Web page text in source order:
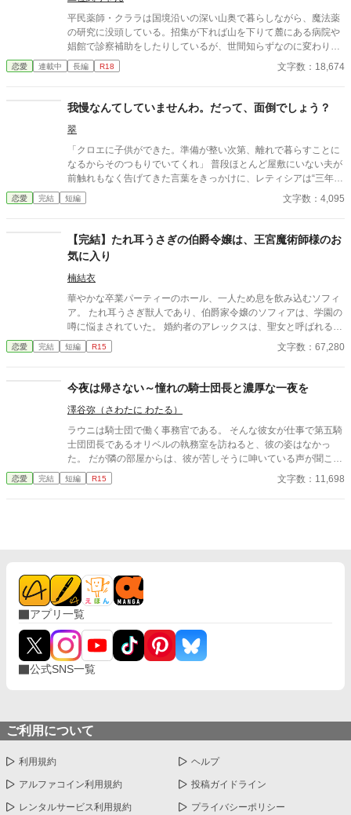
た。 「どういう意味？ 瑠奈と結婚するつもりなの？」 景人は
目を伏せ、指輪の縁を指先でなぞった。まるで、たいしたことで
はない問いを少し考えているだけのようだった。 「そこまでじゃ
ない。ただ、会えない時間が長くなると、どうしても瑠奈のこと
を考えるんだ」 その瞬間、私は自分がどうやってあのタワーマ
平民薬師・クララは国境沿いの深い山奥で暮らしながら、魔法薬
の研究に没頭している。招集が下れば山を下りて麓にある病院や
娼館で診察補助をしたりしているが、世間知らずなのに変わりは
ない。 ある日、山の中で倒れている男性を発見。彼はなんと騎士
団長・レイルドで女嫌いの噂を持つ人物だった。 当然女嫌いの噂
が、レイルドには隠している秘密……性癖があった。 ――君の××
××、触らせてもらえないだろうか？
恋愛 連載中 長編 R18 文字数：18,674
我慢なんてしていませんわ。だって、面倒でしょう？
翠
「クロエに子供ができた。準備が整い次第、離れで暮らすことに
なるからそのつもりでいてくれ」 普段ほとんど屋敷にいない夫が
前触れもなく告げてきた言葉をきっかけに、レティシアは“三年
間”の契約を終わらせることにした。 赤の他人を屋敷に迎えるこ
とはしない。 不要なものに感情を砕く理由などない。 「だって、
切り捨ててしまいましょう。
恋愛 完結 短編 文字数：4,095
【完結】たれ耳うさぎの伯爵令嬢は、王宮魔術師様のお
気に入り
楠結衣
華やかな卒業パーティーのホール、一人ため息を飲み込むソフィ
ア。 たれ耳うさぎ獣人であり、伯爵家令嬢のソフィアは、学園の
噂に悩まされていた。 婚約者のアレックスは、聖女と呼ばれる美
少女と婚約をするという。そんな中、見せつけるように、揃いの
色のドレスを身につけた聖女がアレックスにエスコートされてや
とはなかった。 なぜなら、アレックスが聖女と結婚を誓う魔術を
使っているのを偶然見てしまったから。 せめて、婚約破棄される
瞬間は、アレックスのお気に入りだったたれ耳が、可愛く見える
ように願うソフィア。 「ソフィーの耳は、ふわふわで気持ちいい
ね」 「ソフィーはどれだけ僕を夢中にさせたいのかな……」 かつ
て掛けられた甘い言葉の数々が、ソフィアの胸を締め付ける。 執
見た目に自信のない伯爵令嬢と、伯爵令嬢のたれ耳をこよなく愛
恋愛 完結 短編 R15 文字数：67,280
今夜は帰さない～憧れの騎士団長と濃厚な一夜を
澤谷弥（さわたに わたる）
ラウニは騎士団で働く事務官である。 そんな彼女が仕事で第五騎
士団団長であるオリベルの執務室を訪ねると、彼の姿はなかっ
た。 だが隣の部屋からは、彼が苦しそうに呻いている声が聞こえ
てきた。 そんな彼を助けようと隣室へと続く扉を開けたラウニが
目にしたのは――。
恋愛 完結 短編 R15 文字数：11,698
アプリ一覧
公式SNS一覧
ご利用について
利用規約 ヘルプ
アルファコイン利用規約 投稿ガイドライン
レンタルサービス利用規約 プライバシーポリシー